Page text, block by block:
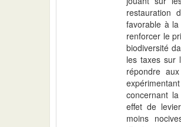
restauration
favorable à
renforcer le
biodiversité
les taxes sur
répondre
concernant
effet de
moins